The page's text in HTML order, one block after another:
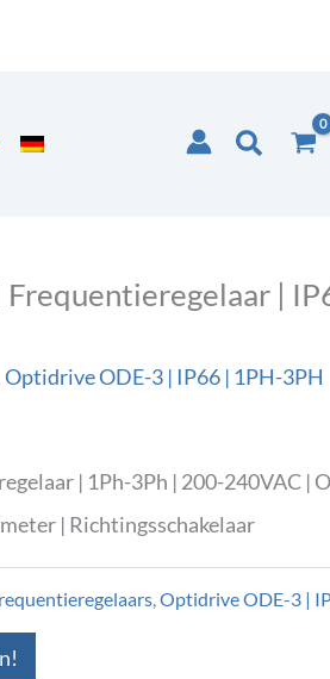
Zoeken
|
Optidrive ODE-3 | IP66 | 1PH-3PH
| 1Ph-3Ph | 200-240VAC |
| Richtingsschakelaar
,Optidrive ODE-3 |